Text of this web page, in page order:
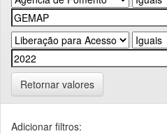
Retornar valores
Adicionar filtros: